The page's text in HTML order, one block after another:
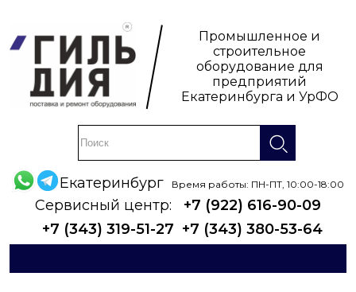
Промышленное и
строительное
оборудование для
предприятий
Екатеринбурга и УрФО
Екатеринбург Время работы: ПН-ПТ, 10:00-18:00
Сервисный центр:
+7 (922) 616-90-09
+7 (343) 319-51-27 +7 (343) 380-53-64